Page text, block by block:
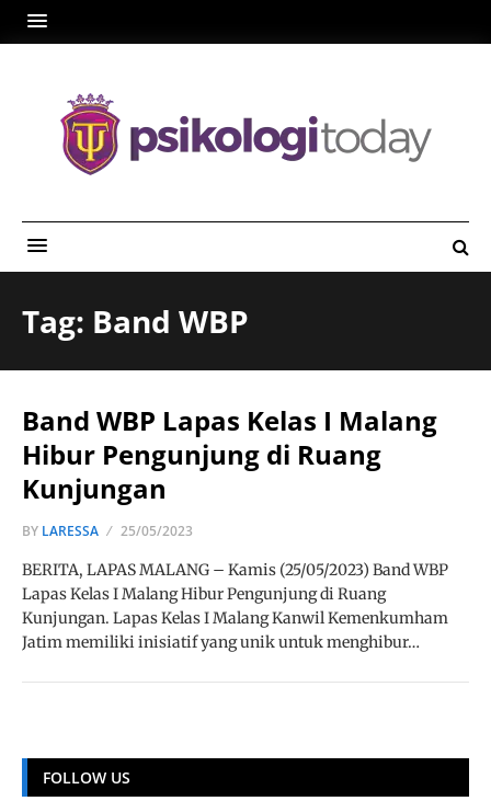
Tag: Band WBP
Band WBP Lapas Kelas I Malang
Hibur Pengunjung di Ruang
Kunjungan
BY LARESSA 25/05/2023
BERITA, LAPAS MALANG – Kamis (25/05/2023) Band WBP
Lapas Kelas I Malang Hibur Pengunjung di Ruang
Kunjungan. Lapas Kelas I Malang Kanwil Kemenkumham
Jatim memiliki inisiatif yang unik untuk menghibur…
FOLLOW US